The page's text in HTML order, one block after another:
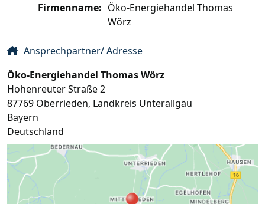
Firmenname: Öko-Energiehandel Thomas
Wörz
Ansprechpartner/ Adresse
Öko-Energiehandel Thomas Wörz
Hohenreuter Straße 2
87769 Oberrieden, Landkreis Unterallgäu
Bayern
Deutschland